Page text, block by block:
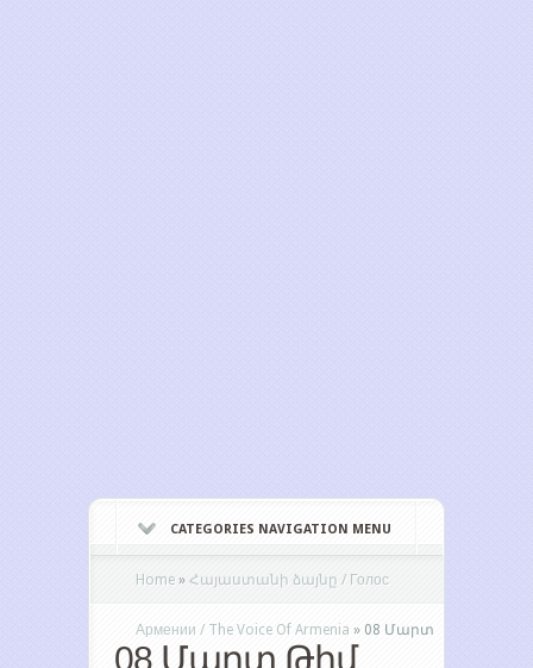
CATEGORIES NAVIGATION MENU
Home » Հայաստանի ձայնը / Голос
Армении / The Voice Of Armenia » 08 Մարտ
08 Մարտ Թիմ